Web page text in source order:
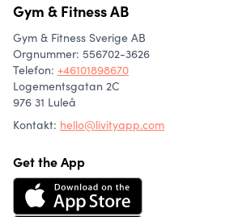
Gym & Fitness AB
Gym & Fitness Sverige AB
Orgnummer: 556702-3626
Telefon: +46101898670
Logementsgatan 2C
976 31 Luleå
Kontakt: hello@livityapp.com
Get the App